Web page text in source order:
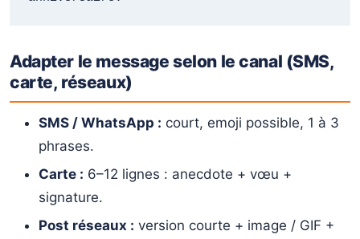
Adapter le message selon le canal (SMS,
carte, réseaux)
SMS / WhatsApp : court, emoji possible, 1 à 3
phrases.
Carte : 6–12 lignes : anecdote + vœu +
signature.
Post réseaux : version courte + image / GIF +